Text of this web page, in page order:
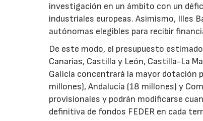
investigación en un ámbito con un
industriales europeas. Asimismo, Illes
autónomas elegibles para recibir
De este modo, el presupuesto
Canarias, Castilla y León, Castilla-La
Galicia concentrará la mayor dotación
millones), Andalucía (18 millones) y
provisionales y podrán modificarse
definitiva de fondos FEDER en cada